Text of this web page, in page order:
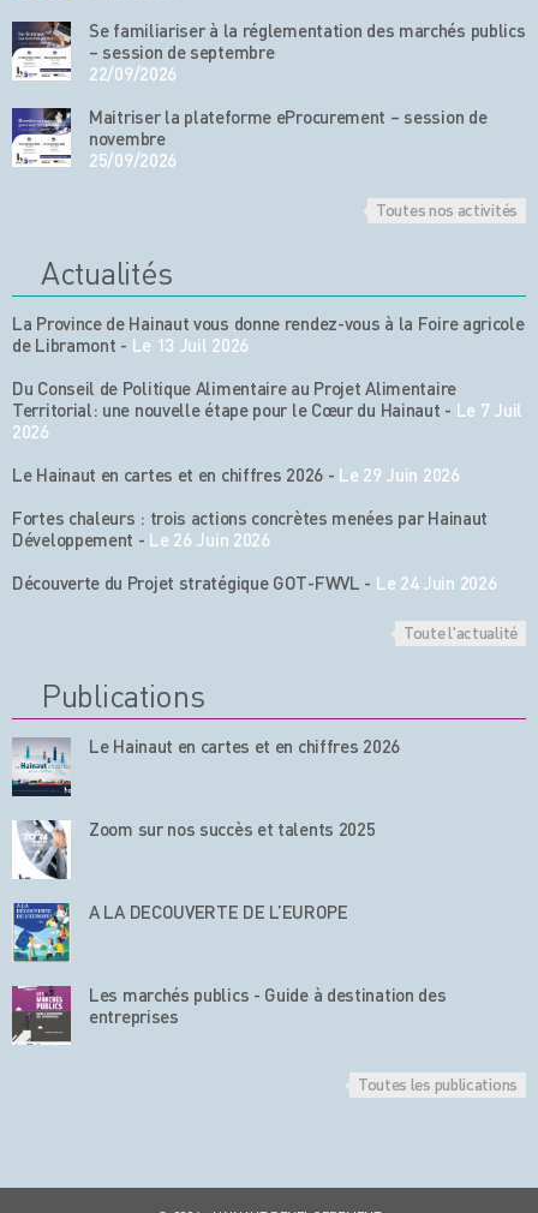
Se familiariser à la réglementation des marchés publics
– session de septembre
22/09/2026
Maitriser la plateforme eProcurement – session de
novembre
25/09/2026
Toutes nos activités
Actualités
La Province de Hainaut vous donne rendez-vous à la Foire agricole
de Libramont - Le 13 Juil 2026
Du Conseil de Politique Alimentaire au Projet Alimentaire
Territorial: une nouvelle étape pour le Cœur du Hainaut - Le 7 Juil
2026
Le Hainaut en cartes et en chiffres 2026 - Le 29 Juin 2026
Fortes chaleurs : trois actions concrètes menées par Hainaut
Développement - Le 26 Juin 2026
Découverte du Projet stratégique GOT-FWVL - Le 24 Juin 2026
Toute l'actualité
Publications
Le Hainaut en cartes et en chiffres 2026
Zoom sur nos succès et talents 2025
A LA DECOUVERTE DE L’EUROPE
Les marchés publics - Guide à destination des
entreprises
Toutes les publications